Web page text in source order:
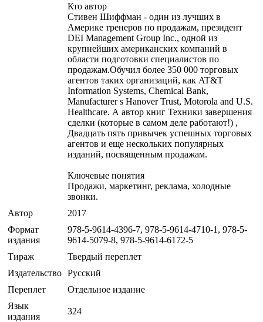
Кто автор
Стивен Шиффман - один из лучших в
Америке тренеров по продажам, президент
DEI Management Group Inc., одной из
крупнейших американских компаний в
области подготовки специалистов по
продажам.Обучил более 350 000 торговых
агентов таких организаций, как AT&T
Information Systems, Chemical Bank,
Manufacturer s Hanover Trust, Motorola and U.S.
Healthcare. А автор книг Техники завершения
сделки (которые в самом деле работают!) ,
Двадцать пять привычек успешных торговых
агентов и еще нескольких популярных
изданий, посвященным продажам.
Ключевые понятия
Продажи, маркетинг, реклама, холодные
звонки.
Автор
2017
Формат
издания
978-5-9614-4396-7, 978-5-9614-4710-1, 978-5-
9614-5079-8, 978-5-9614-6172-5
Тираж
Твердый переплет
Издательство Русский
Переплет
Отдельное издание
Язык
издания
324